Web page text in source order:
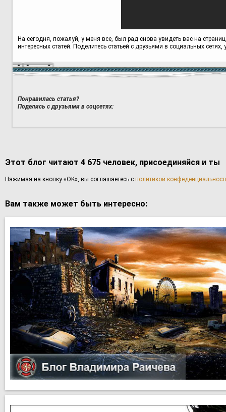
На сегодня, пожалуй, у меня все, был рад снова увидеть вас на
интересных статей. Поделитесь статьей с друзьями в социальных
Понравилась статья?
Поделись с друзьями в соцсетях:
Этот блог читают 4 675 человек, присоединяйся и ты
Haжимaя нa кнoпку «OK», вы coглaшаетесь с политикой
Вам также может быть интересно: